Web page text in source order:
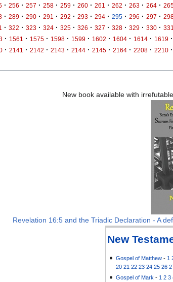
· 256 · 257 · 258 · 259 · 260 · 261 · 262 · 263 · 264 ·
· 289 · 290 · 291 · 292 · 293 · 294 · 295 · 296 · 297 ·
· 322 · 323 · 324 · 325 · 326 · 327 · 328 · 329 · 330 · 331
· 1561 · 1575 · 1598 · 1599 · 1602 · 1604 · 1614 · 1619 ·
· 2141 · 2142 · 2143 · 2144 · 2145 · 2164 · 2208 · 2210 ·
New book available with
Revelation 16:5 and the Triadic Declaration - A
New
Gospel of Matthew - 1
20 21 22 23 24 25 26
Gospel of Mark - 1 2 3